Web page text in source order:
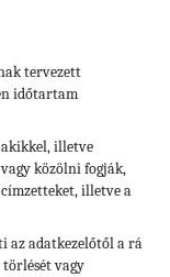
tervezett
időtartam
illetve
közölni fogják,
illetve a
az adatkezelőtől a rá
törlését vagy